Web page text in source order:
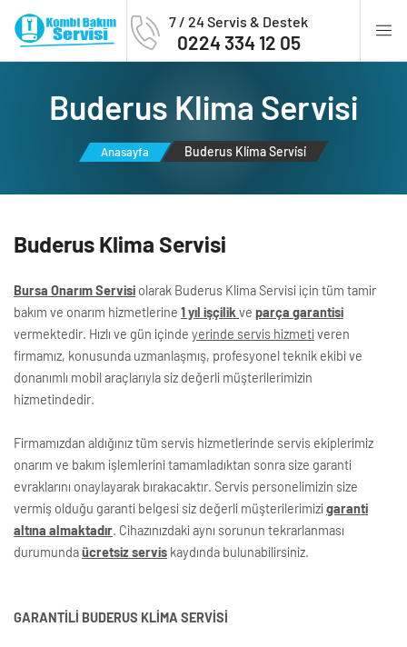
7 / 24 Servis & Destek
0224 334 12 05
Buderus Kli̇ma Servi̇si̇
Anasayfa Buderus Kli̇ma Servi̇si̇
Buderus Kli̇ma Servi̇si̇
Bursa Onarım Servisi olarak Buderus Klima Servisi için tüm tamir
bakım ve onarım hizmetlerine 1 yıl işçilik ve parça garantisi
vermektedir. Hızlı ve gün içinde yerinde servis hizmetiveren
firmamız, konusunda uzmanlaşmış, profesyonel teknik ekibi ve
donanımlı mobil araçlarıyla siz değerli müşterilerimizin
hizmetindedir.
Firmamızdan aldığınız tüm servis hizmetlerinde servis ekiplerimiz
onarım ve bakım işlemlerini tamamladıktan sonra size garanti
evraklarını onaylayarak bırakacaktır. Servis personelimizin size
vermiş olduğu garanti belgesi siz değerli müşterilerimizigaranti
altına almaktadır. Cihazınızdaki aynı sorunun tekrarlanması
durumundaücretsiz servis kaydında bulunabilirsiniz.
GARANTİLİ BUDERUS KLİMA SERVİSİ